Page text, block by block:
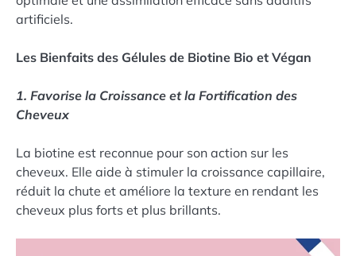
artificiels.
Les Bienfaits des Gélules de Biotine Bio et Végan
1. Favorise la Croissance et la Fortification des
Cheveux
La biotine est reconnue pour son action sur les
cheveux. Elle aide à stimuler la croissance capillaire,
réduit la chute et améliore la texture en rendant les
cheveux plus forts et plus brillants.